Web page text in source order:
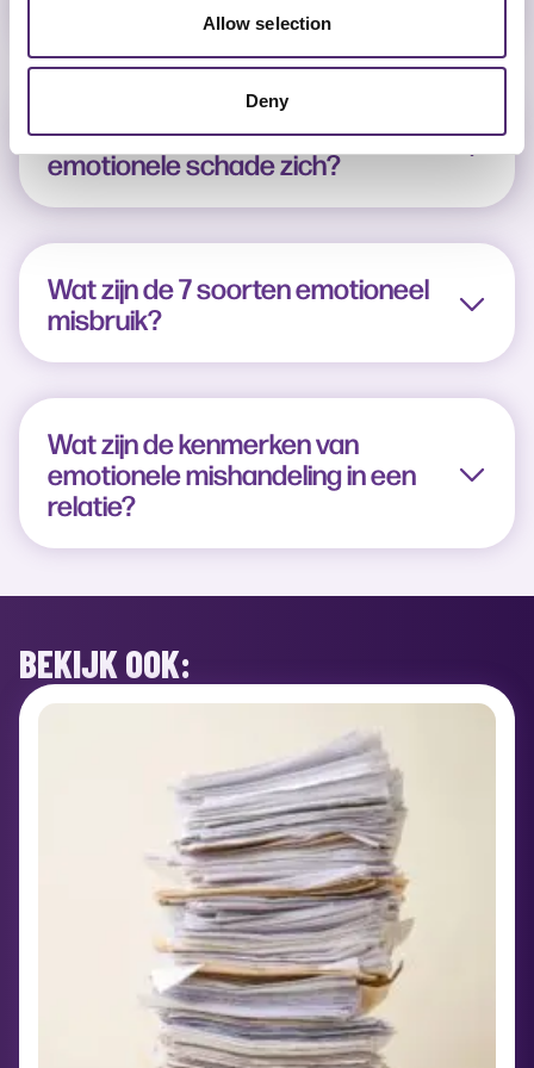
Allow selection
Deny
mishandeling?
Hoe gedraagt ​​iemand met
emotionele schade zich?
Wat zijn de 7 soorten emotioneel
misbruik?
Wat zijn de kenmerken van
emotionele mishandeling in een
relatie?
BEKIJK OOK: